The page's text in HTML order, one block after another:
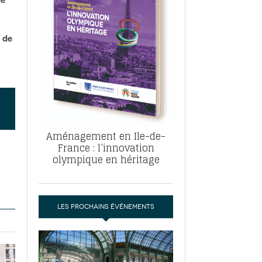
pour
2026
ABF, ZAC : F. Vauglin détaille sa
pour l’urbanisme parisien- 17
de la tech et de la finance
marché de la location de luxe-
Aménagement en Ile-de-
France : l’innovation
olympique en héritage
LES PROCHAINS ÉVÉNEMENTS